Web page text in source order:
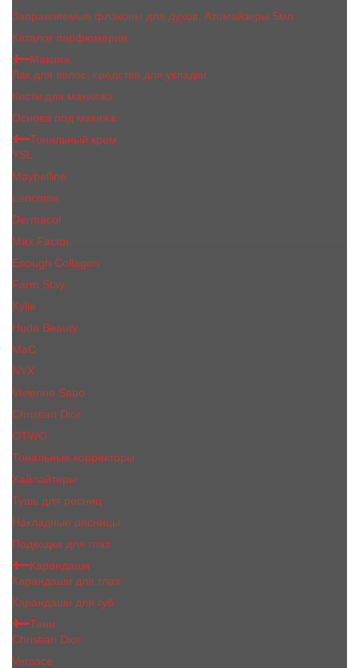
Заправляемые флаконы для духов, Атомайзеры 5мл
Каталог парфюмерии
Макияж
Лак для волос, средства для укладки
Кисти для макияжа
Основа под макияж
Тональный крем
YSL
Maybelline
Lancome
Dermacol
Max Factor
Enough Collagen
Farm Stay
Kylie
Huda Beauty
МаС
NYX
Vivienne Sabo
Сhristiаn Diоr
OTWO
Тональные корректоры
Хайлайтеры
Тушь для ресниц
Накладные ресницы
Подводка для глаз
Карандаши
Карандаши для глаз
Карандаши для губ
Тени
Christian Dior
Versace